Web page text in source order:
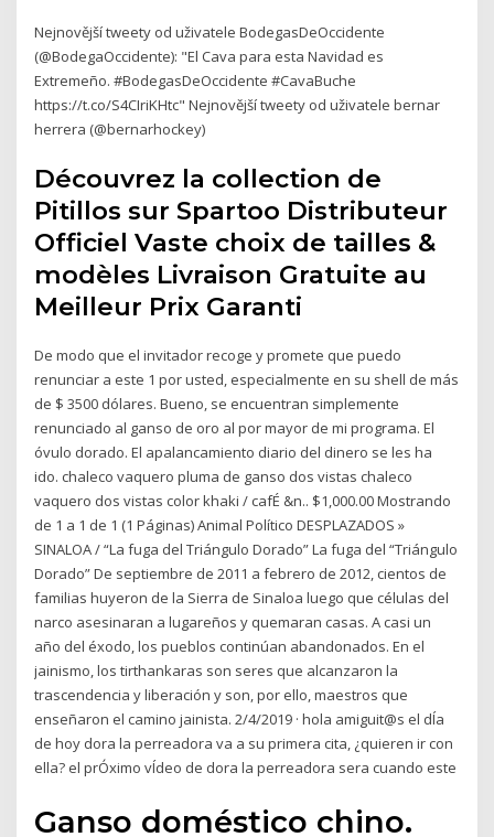
Nejnovější tweety od uživatele BodegasDeOccidente
(@BodegaOccidente): "El Cava para esta Navidad es
Extremeño. #BodegasDeOccidente #CavaBuche
https://t.co/S4CIriKHtc" Nejnovější tweety od uživatele bernar
herrera (@bernarhockey)
Découvrez la collection de
Pitillos sur Spartoo Distributeur
Officiel Vaste choix de tailles &
modèles Livraison Gratuite au
Meilleur Prix Garanti
De modo que el invitador recoge y promete que puedo
renunciar a este 1 por usted, especialmente en su shell de más
de $ 3500 dólares. Bueno, se encuentran simplemente
renunciado al ganso de oro al por mayor de mi programa. El
óvulo dorado. El apalancamiento diario del dinero se les ha
ido. chaleco vaquero pluma de ganso dos vistas chaleco
vaquero dos vistas color khaki / cafÉ &n.. $1,000.00 Mostrando
de 1 a 1 de 1 (1 Páginas) Animal Político DESPLAZADOS »
SINALOA / “La fuga del Triángulo Dorado” La fuga del “Triángulo
Dorado” De septiembre de 2011 a febrero de 2012, cientos de
familias huyeron de la Sierra de Sinaloa luego que células del
narco asesinaran a lugareños y quemaran casas. A casi un
año del éxodo, los pueblos continúan abandonados. En el
jainismo, los tirthankaras son seres que alcanzaron la
trascendencia y liberación y son, por ello, maestros que
enseñaron el camino jainista. 2/4/2019 · hola amiguit@s el dÍa
de hoy dora la perreadora va a su primera cita, ¿quieren ir con
ella? el prÓximo vÍdeo de dora la perreadora sera cuando este
Ganso doméstico chino.